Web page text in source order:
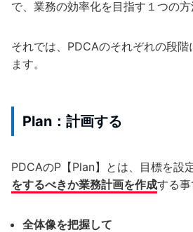
で、業務の効率化を目指す１つの方
それでは、PDCAのそれぞれの段階
ます。
Plan：計画する
PDCAのP【Plan】とは、目標を設
をするべきか業務計画を作成する事
全体像を把握して